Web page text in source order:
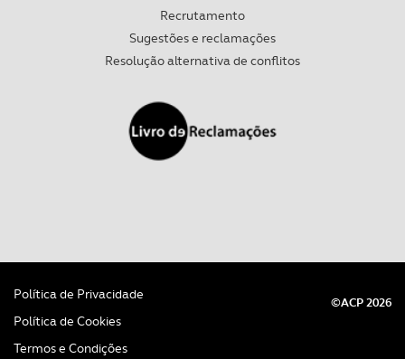
Consulte a política de cookies do site.
Recrutamento
Sugestões e reclamações
Resolução alternativa de conflitos
Política de Privacidade
Política de Cookies
Termos e Condições
©ACP 2026